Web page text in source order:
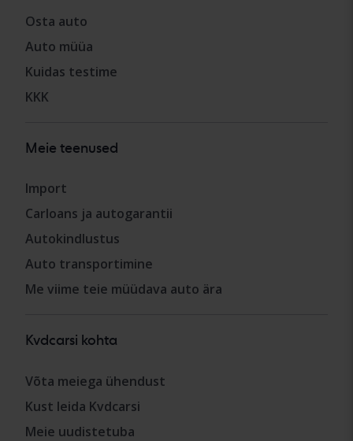
Osta auto
Auto müüa
Kuidas testime
KKK
Meie teenused
Import
Carloans ja autogarantii
Autokindlustus
Auto transportimine
Me viime teie müüdava auto ära
Kvdcarsi kohta
Võta meiega ühendust
Kust leida Kvdcarsi
Meie uudistetuba